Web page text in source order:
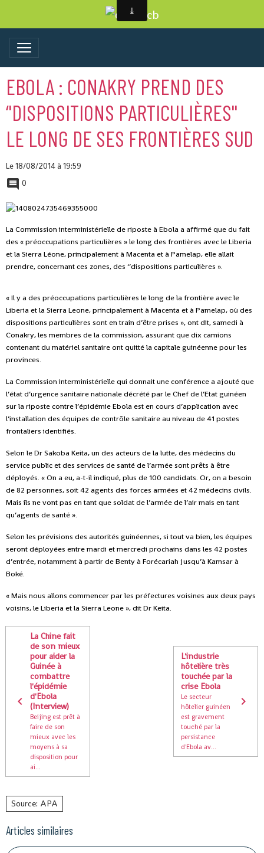
EBOLA : CONAKRY PREND DES
‘'DISPOSITIONS PARTICULIÈRES''
LE LONG DE SES FRONTIÈRES SUD
Le 18/08/2014à 19:59
0
La Commission interministérielle de riposte à Ebola a affirmé que du fait
des « préoccupations particulières » le long des frontières avec le Liberia
et la Sierra Léone, principalement à Macenta et à Pamelap, elle allait
prendre, concernant ces zones, des ‘’dispositions particulières ».
« Il y a des préoccupations particulières le long de la frontière avec le
Liberia et la Sierra Leone, principalement à Macenta et à Pamelap, où des
dispositions particulières sont en train d’être prises », ont dit, samedi à
Conakry, les membres de la commission, assurant que dix camions
contenant du matériel sanitaire ont quitté la capitale guinéenne pour les
provinces.
La Commission interministérielle qui donnait une conférence a ajouté que
l’état d’urgence sanitaire nationale décrété par le Chef de l’Etat guinéen
sur la riposte contre l’épidémie Ebola est en cours d’application avec
l’installation des équipes de contrôle sanitaire au niveau de 41 postes
frontaliers identifiés.
Selon le Dr Sakoba Keita, un des acteurs de la lutte, des médecins du
service public et des services de santé de l’armée sont prêts à être
déployés. « On a eu, a-t-il indiqué, plus de 100 candidats. Or, on a besoin
de 82 personnes, soit 42 agents des forces armées et 42 médecins civils.
Mais ils ne vont pas en tant que soldat de l’armée de l’air mais en tant
qu’agents de santé ».
Selon les prévisions des autorités guinéennes, si tout va bien, les équipes
seront déployées entre mardi et mercredi prochains dans les 42 postes
d’entrée, notamment à partir de Benty à Forécariah jusqu’à Kamsar à
Boké.
« Mais nous allons commencer par les préfectures voisines aux deux pays
voisins, le Liberia et la Sierra Leone », dit Dr Keita.
La Chine fait
de son mieux
pour aider la
Guinée à
combattre
l'épidémie
d'Ebola
(Interview)
Beijing est prêt à
faire de son
mieux avec les
moyens à sa
disposition pour
ai...
L'industrie
hôtelière très
touchée par la
crise Ebola
Le secteur
hôtelier guinéen
est gravement
touché par la
persistance
d'Ebola av...
Source: APA
Articles similaires